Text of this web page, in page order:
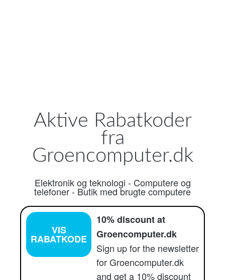
Aktive Rabatkoder
fra
Groencomputer.dk
Elektronik og teknologi - Computere og
telefoner- Butik med brugte computere
VIS
RABATKODE
10% discount at
Groencomputer.dk
Sign up for the newsletter
for Groencomputer.dk
and get a 10% discount